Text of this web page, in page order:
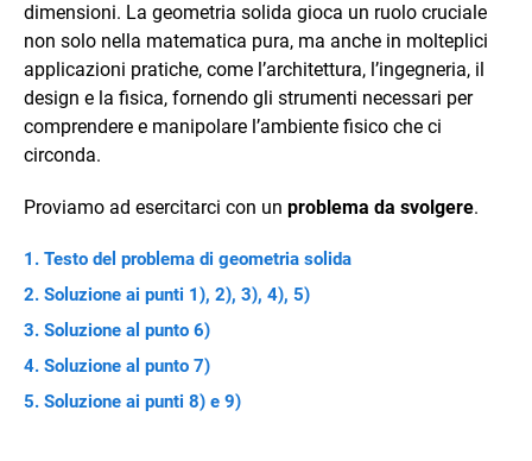
dimensioni. La geometria solida gioca un ruolo cruciale
non solo nella matematica pura, ma anche in molteplici
applicazioni pratiche, come l’architettura, l’ingegneria, il
design e la fisica, fornendo gli strumenti necessari per
comprendere e manipolare l’ambiente fisico che ci
circonda.
Proviamo ad esercitarci con un problema da svolgere.
Testo del problema di geometria solida
Soluzione ai punti 1), 2), 3), 4), 5)
Soluzione al punto 6)
Soluzione al punto 7)
Soluzione ai punti 8) e 9)